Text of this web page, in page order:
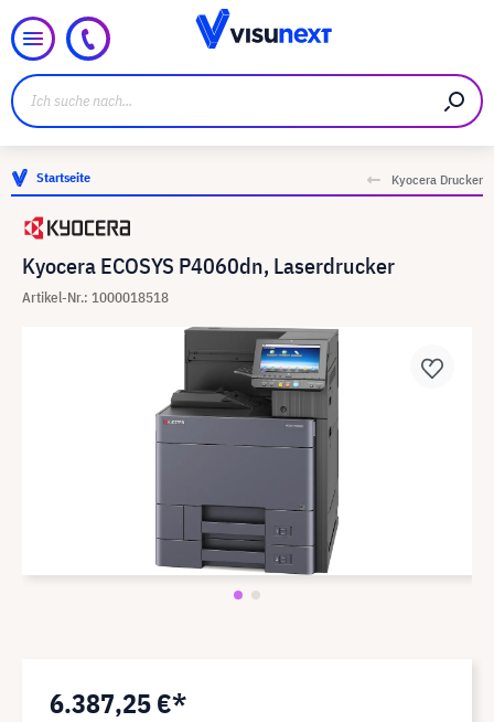
Startseite Kyocera Drucker
Kyocera ECOSYS P4060dn, Laserdrucker
Artikel-Nr.: 1000018518
6.387,25 €*